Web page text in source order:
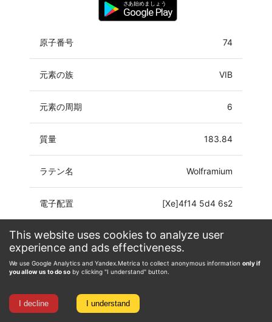
This website uses cookies to analyze user
experience and ads effectiveness.
We use Google Analytics and Yandex.Metrica to collect anonymous information only if
you allow us to do so by clicking "I understand" button.
I decline I understand
さあ始めましょう
Google Play
原子番号 74
元素の族 VIB
元素の周期 6
質量 183.84
ラテン名 Wolframium
電子配置 [Xe]4f14 5d4 6s2
酸化数 -4, -2, -1, 0, 1, 2, 3, 4, 5, 6